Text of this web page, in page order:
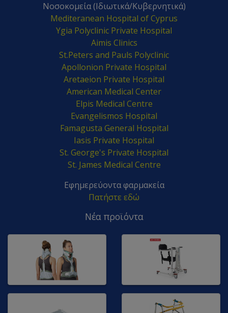
Νοσοκομεία (Ιδιωτικά/Κυβερνητικά)
Mediteranean Hospital of Cyprus
Ygia Polyclinic Private Hospital
Aimis Clinics
St.Peters and Pauls Polyclinic
Apollonion Private Hospital
Aretaeion Private Hospital
American Medical Center
Elpis Medical Centre
Evangelismos Hospital
Famagusta General Hospital
Iasis Private Hospital
St. George's Private Hospital
St. James Medical Centre
Εφημερεύοντα φαρμακεία
Πατήστε εδώ
Νέα προϊόντα